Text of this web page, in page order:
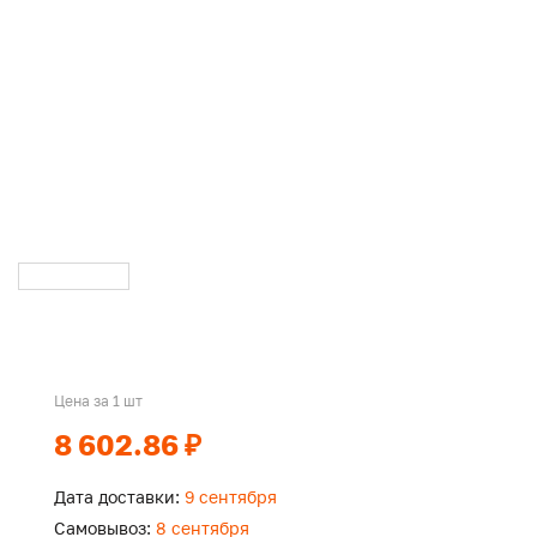
Цена за 1 шт
8 602.86 ₽
Дата доставки: 9 сентября
Самовывоз: 8 сентября